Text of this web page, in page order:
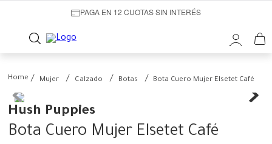
PAGA EN 12 CUOTAS SIN INTERÉS
Mujer Calzado Botas Bota Cuero Mujer Elsetet Café
Hush Puppies
Bota Cuero Mujer Elsetet Café